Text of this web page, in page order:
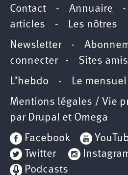
Contact - Annuaire
articles - Les nôtres
Newsletter-
connecter- Sites amis
L’hebdo - Le mensuel
Mentions légales / Vie
par Drupal et Omega
Facebook
Twitter
Podcasts